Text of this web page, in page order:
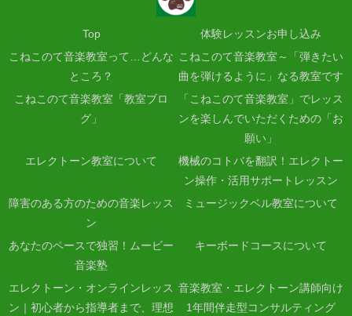
Top
体験レッスンお申し込み
こねこのて音楽教室って…どんな
ところ？
こねこのて音楽教室～「弾きたい
曲を弾けるように」なる教室です
こねこのて音楽教室「教室ブロ
グ」
「こねこのて音楽教室」でレッス
ンを楽しんでいただくための「お
願い」
エレクトーン教室について
機械のコトバを翻訳！エレクトー
ン操作・活用サポートレッスン
障害のある方のための音楽レッス
ン
ミュージックベル教室について
あなたのペースで独習！ムービー
音楽塾
キーボードコースについて
エレクトーン・オンラインレッス
ン｜初心者から指導者まで、理想
音楽教室・エレクトーン講師向け
1年間伴走型コンサルティング